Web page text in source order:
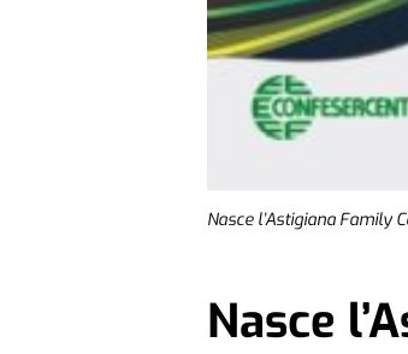
Nasce l’Astigiana Family
Nasce